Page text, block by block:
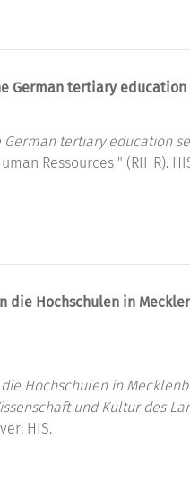
German tertiary education
tertiary education
Ressources " (RIHR).
die Hochschulen in
Hochschulen in
und Kultur des
HIS.